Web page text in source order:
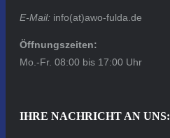
E-Mail: info(at)awo-fulda.de
Öffnungszeiten:
Mo.-Fr. 08:00 bis 17:00 Uhr
IHRE NACHRICHT AN UNS: